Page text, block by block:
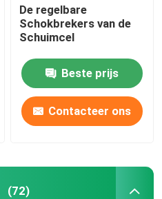
De regelbare
Schokbrekers van de
Schuimcel
Beste prijs
Contacteer ons
(72)